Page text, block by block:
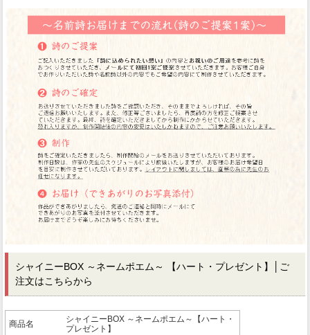
シャイニーBOX ～ネームポエム～ 【ハート・プレゼント】
│ご
注文はこちらから
商品名
シャイニーBOX ～ネームポエム～【ハート・
プレゼント】